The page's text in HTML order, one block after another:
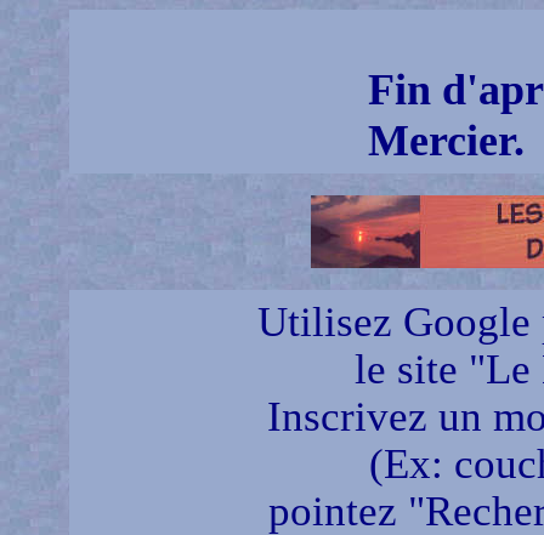
Fin
Mercier.
Utilisez Google
le site "Le
Inscrivez un
(Ex:
pointez